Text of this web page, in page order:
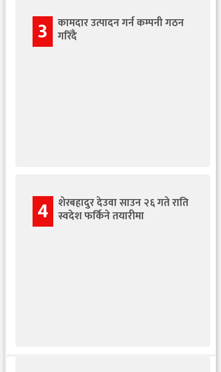
3 कामदार उत्पादन गर्न कम्पनी गठन
गरिँदै
4 शेरबहादुर देउवा साउन २६ गते राति
स्वदेश फर्किने तयारीमा